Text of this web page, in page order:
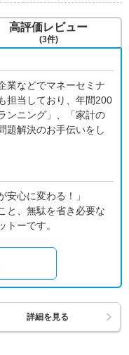
業などでマネーセミナ
担当しており、年間200
ンニング」、「家計の
題解決のお手伝いをし
心に変わる！」
と、無駄を省き必要な
トーです。
高評価レビュー
(3件)
詳細を見る